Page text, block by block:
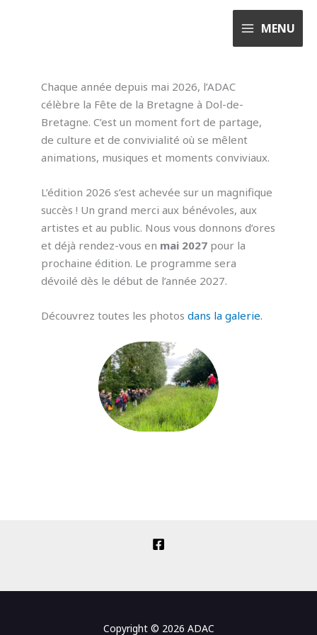
MENU
Chaque année depuis mai 2026, l’ADAC
célèbre la Fête de la Bretagne à Dol-de-
Bretagne. C’est un moment fort de partage,
de culture et de convivialité où se mêlent
animations, musiques et moments conviviaux.
L’édition 2026 s’est achevée sur un magnifique
succès ! Un grand merci aux bénévoles, aux
artistes et au public. Nous vous donnons d’ores
et déjà rendez-vous en mai 2027 pour la
prochaine édition. Le programme sera
dévoilé dès le début de l’année 2027.
Découvrez toutes les photosdans la galerie.
Copyright © 2026 ADAC